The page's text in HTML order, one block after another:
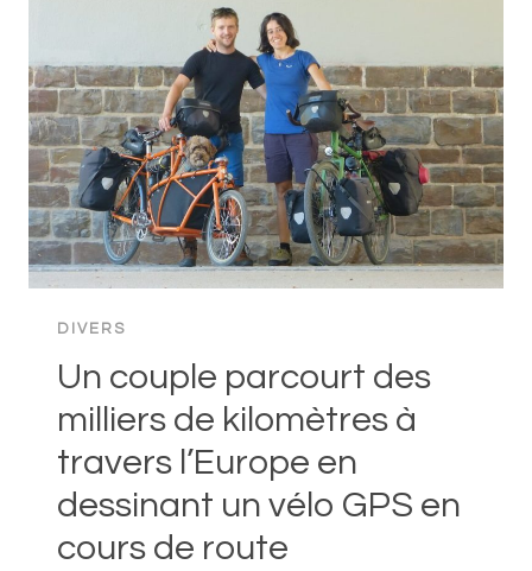
UN
VÉLO
CARGO
?
DIVERS
Un couple parcourt des
milliers de kilomètres à
travers l’Europe en
dessinant un vélo GPS en
cours de route